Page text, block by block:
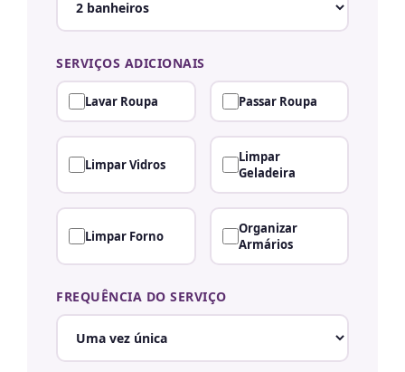
SERVIÇOS ADICIONAIS
Lavar Roupa Passar Roupa
Limpar Vidros
Limpar
Geladeira
Limpar Forno
Organizar
Armários
FREQUÊNCIA DO SERVIÇO